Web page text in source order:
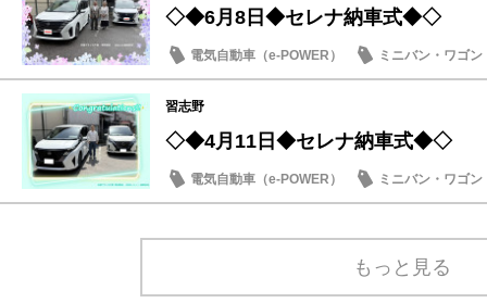
◇◆6月8日◆セレナ納車式◆◇
電気自動車（e-POWER）
ミニバン・ワゴン
納車式
習志野
◇◆4月11日◆セレナ納車式◆◇
電気自動車（e-POWER）
ミニバン・ワゴン
納車式
もっと見る